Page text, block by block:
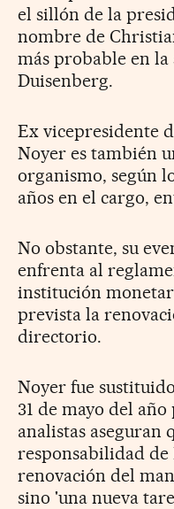
el sillón de la
nombre de
más probable en
Duisenberg.
Ex vicepresidente
Noyer es también
organismo, según
años en el cargo,
No obstante, su
enfrenta al
institución
prevista la
directorio.
Noyer fue
31 de mayo del año
analistas aseguran
responsabilidad de
renovación del
sino 'una nueva